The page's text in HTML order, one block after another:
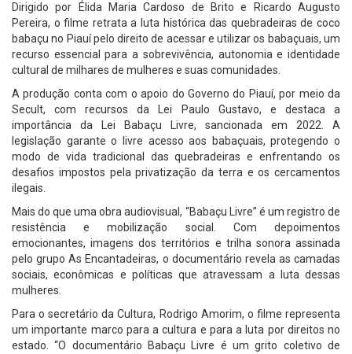
Dirigido por Élida Maria Cardoso de Brito e Ricardo Augusto
Pereira, o filme retrata a luta histórica das quebradeiras de coco
babaçu no Piauí pelo direito de acessar e utilizar os babaçuais, um
recurso essencial para a sobrevivência, autonomia e identidade
cultural de milhares de mulheres e suas comunidades.
A produção conta com o apoio do Governo do Piauí, por meio da
Secult, com recursos da Lei Paulo Gustavo, e destaca a
importância da Lei Babaçu Livre, sancionada em 2022. A
legislação garante o livre acesso aos babaçuais, protegendo o
modo de vida tradicional das quebradeiras e enfrentando os
desafios impostos pela privatização da terra e os cercamentos
ilegais.
Mais do que uma obra audiovisual, “Babaçu Livre” é um registro de
resistência e mobilização social. Com depoimentos
emocionantes, imagens dos territórios e trilha sonora assinada
pelo grupo As Encantadeiras, o documentário revela as camadas
sociais, econômicas e políticas que atravessam a luta dessas
mulheres.
Para o secretário da Cultura, Rodrigo Amorim, o filme representa
um importante marco para a cultura e para a luta por direitos no
estado. “O documentário Babaçu Livre é um grito coletivo de